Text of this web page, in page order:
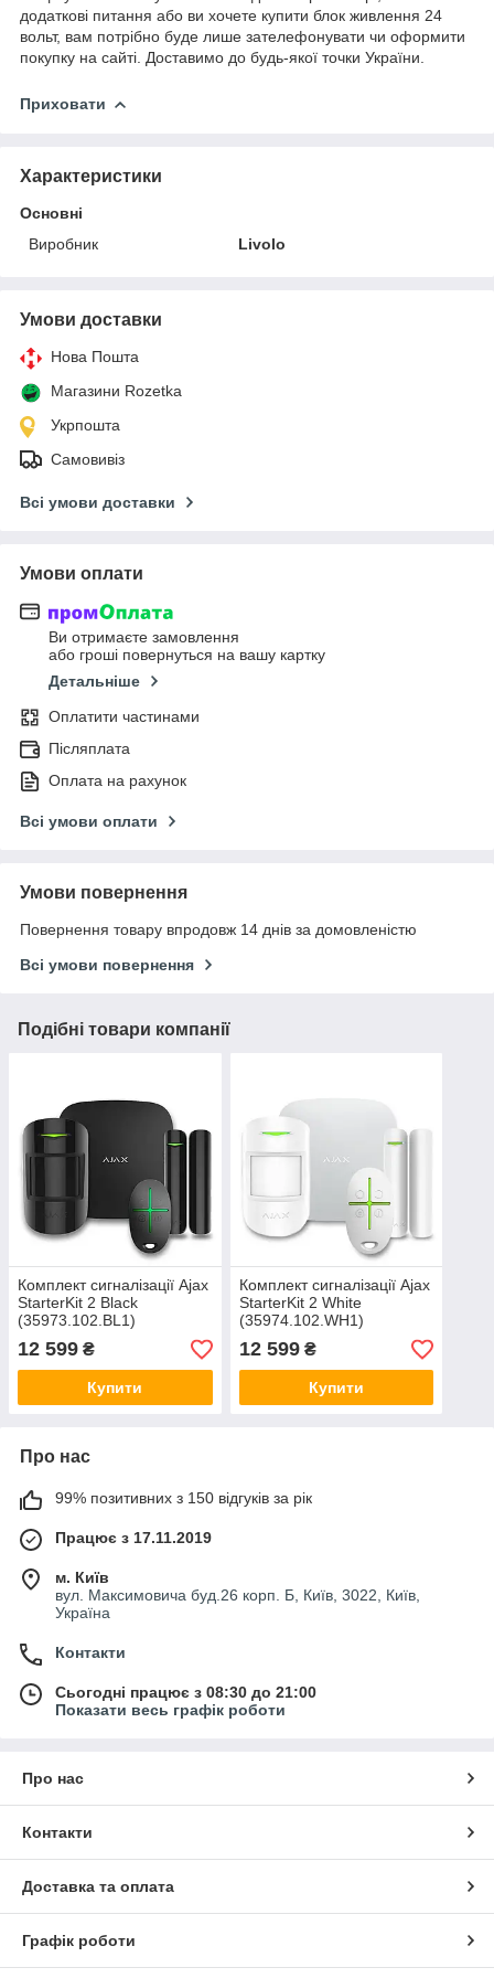
додаткові питання або ви хочете купити блок живлення 24
вольт, вам потрібно буде лише зателефонувати чи оформити
покупку на сайті. Доставимо до будь-якої точки України.
Приховати
Характеристики
Основні
Виробник
Livolo
Умови доставки
Нова Пошта
Магазини Rozetka
Укрпошта
Самовивіз
Всі умови доставки
Умови оплати
Ви отримаєте замовлення
або гроші повернуться на вашу картку
Детальніше
Оплатити частинами
Післяплата
Оплата на рахунок
Всі умови оплати
Умови повернення
Повернення товару впродовж 14 днів за домовленістю
Всі умови повернення
Подібні товари компанії
Комплект сигналізації Ajax
StarterKit 2 Black
(35973.102.BL1)
12 599 ₴
Купити
Комплект сигналізації Ajax
StarterKit 2 White
(35974.102.WH1)
12 599₴
Купити
Про нас
99% позитивних з 150 відгуків за рік
Працює з 17.11.2019
м. Київ
вул. Максимовича буд.26 корп. Б, Київ, 3022, Київ,
Україна
Контакти
Сьогодні працює з 08:30 до 21:00
Показати весь графік роботи
Про нас
Контакти
Доставка та оплата
Графік роботи